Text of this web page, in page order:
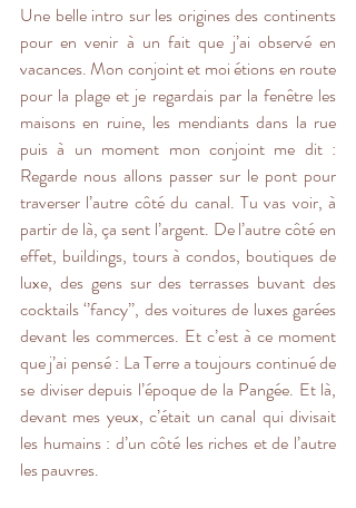
Une belle intro sur les origines des continents
pour en venir à un fait que j’ai observé en
vacances. Mon conjoint et moi étions en route
pour la plage et je regardais par la fenêtre les
maisons en ruine, les mendiants dans la rue
puis à un moment mon conjoint me dit :
Regarde nous allons passer sur le pont pour
traverser l’autre côté du canal. Tu vas voir, à
partir de là, ça sent l’argent. De l’autre côté en
effet, buildings, tours à condos, boutiques de
luxe, des gens sur des terrasses buvant des
cocktails ‘’fancy’’, des voitures de luxes garées
devant les commerces. Et c’est à ce moment
que j’ai pensé : La Terre a toujours continué de
se diviser depuis l’époque de la Pangée. Et là,
devant mes yeux, c’était un canal qui divisait
les humains : d’un côté les riches et de l’autre
les pauvres.